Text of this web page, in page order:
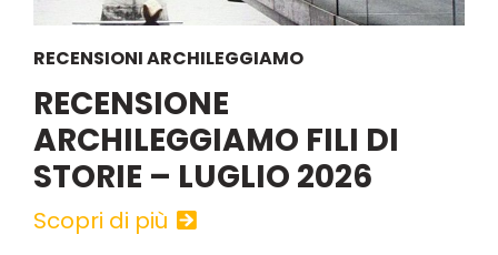
RECENSIONI ARCHILEGGIAMO
RECENSIONE
ARCHILEGGIAMO FILI DI
STORIE – LUGLIO 2026
Scopri di più